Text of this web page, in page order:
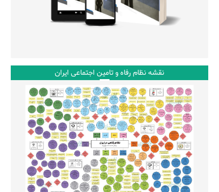
نقشه نظام رفاه و تامین اجتماعی ایران